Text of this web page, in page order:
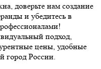
доверьте нам создание
и убедитесь в
подход,
цены, удобные
город России.